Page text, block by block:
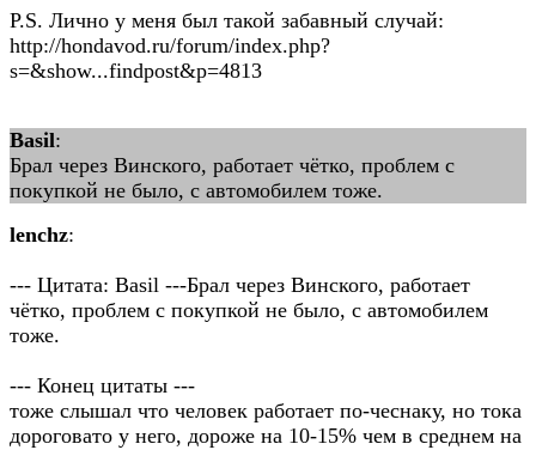
P.S. Лично у меня был такой забавный случай:
http://hondavod.ru/forum/index.php?
s=&show...findpost&p=4813
Basil:
Брал через Винского, работает чётко, проблем с
покупкой не было, с автомобилем тоже.
lenchz:
--- Цитата: Basil ---Брал через Винского, работает
чётко, проблем с покупкой не было, с автомобилем
тоже.
--- Конец цитаты ---
тоже слышал что человек работает по-чеснаку, но тока
дороговато у него, дороже на 10-15% чем в среднем на